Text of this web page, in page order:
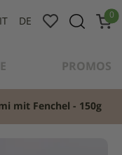
PROMOS
DE
0
mit Fenchel - 150g